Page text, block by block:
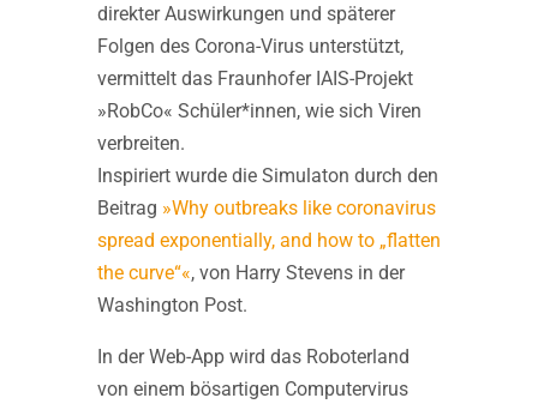
direkter Auswirkungen und späterer
Folgen des Corona-Virus unterstützt,
vermittelt das Fraunhofer IAIS-Projekt
»RobCo« Schüler*innen, wie sich Viren
verbreiten.
Inspiriert wurde die Simulaton durch den
Beitrag »Why outbreaks like coronavirus
spread exponentially, and how to „flatten
the curve“«, von Harry Stevens in der
Washington Post.
In der Web-App wird das Roboterland
von einem bösartigen Computervirus